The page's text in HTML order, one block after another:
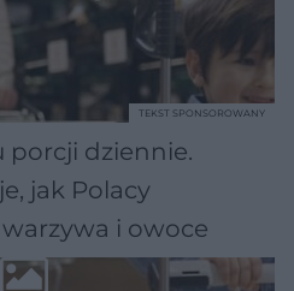
porcji dziennie.
jak Polacy
i owoce
TEKST SPONSOROWANY